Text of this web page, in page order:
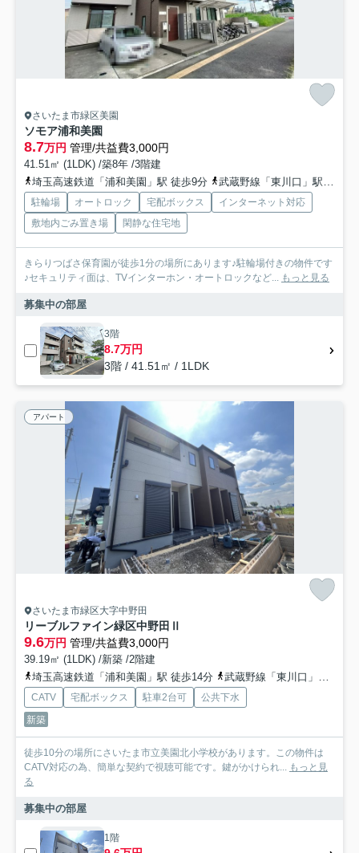
さいたま市緑区美園
ソモア浦和美園
8.7万円 管理/共益費3,000円
41.51㎡ (1LDK) /築8年 /3階建
埼玉高速鉄道「浦和美園」駅 徒歩9分
武蔵野線「東川口」駅 徒歩44分
駐輪場 オートロック 宅配ボックス
インターネット対応
敷地内ごみ置き場
閑静な住宅地
きらりつばさ保育園が徒歩1分の場所にあります♪駐輪場付きの物件です
♪セキュリティ面は、TVインターホン・オートロックなど... もっと見る
募集中の部屋
3階
8.7万円
3階 / 41.51㎡ / 1LDK
アパート
さいたま市緑区大字中野田
リーブルファイン緑区中野田Ⅱ
9.6万円 管理/共益費3,000円
39.19㎡ (1LDK) /新築 /2階建
埼玉高速鉄道「浦和美園」駅 徒歩14分
武蔵野線「東川口」駅 徒歩44分
CATV 宅配ボックス 駐車2台可
公共下水
新築
徒歩10分の場所にさいたま市立美園北小学校があります。この物件は
CATV対応の為、簡単な契約で視聴可能です。鍵がかけられ... もっと見
る
募集中の部屋
1階